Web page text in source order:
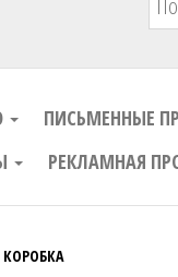
ПИСЬМЕННЫЕ
РЕКЛАМНАЯ